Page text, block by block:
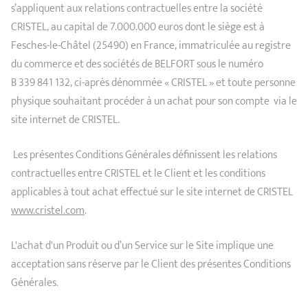
GUIDE D'ACHAT
RECETTES & CONSEILS
REFAIRE L'ANTIADHÉSIF
SECONDE VIE
MAISON CRISTEL
COLLECTIONS
POINTS DE VENTE
CONTACT
Plat à four -
roaster Bains-marie Confitures
Poissons
Entretien Autres
accessoires
Notre sélection Carte cadeau
s’appliquent aux relations contractuelles entre la société
CRISTEL, au capital de 7.000.000 euros dont le siège est à
Fesches-le-Châtel (25490) en France, immatriculée au registre
du commerce et des sociétés de BELFORT sous le numéro
B 339 841 132, ci-après dénommée « CRISTEL » et toute personne
physique souhaitant procéder à un achat pour son compte via le
site internet de CRISTEL.
Les présentes Conditions Générales définissent les relations
contractuelles entre CRISTEL et le Client et les conditions
applicables à tout achat effectué sur le site internet de CRISTEL
www.cristel.com.
L'achat d'un Produit ou d’un Service sur le Site implique une
acceptation sans réserve par le Client des présentes Conditions
Générales.